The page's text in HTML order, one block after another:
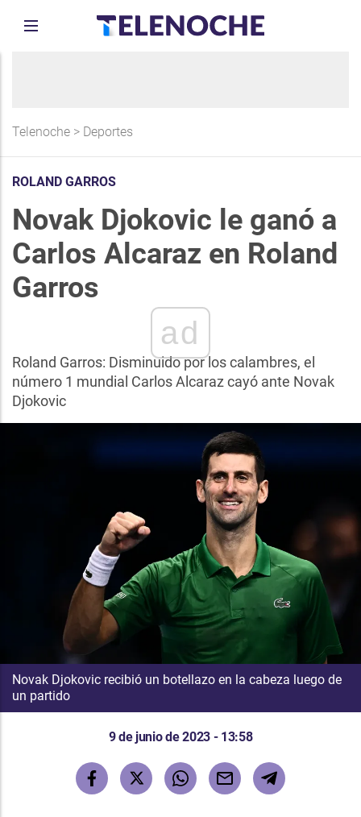
Telenoche > Deportes
ROLAND GARROS
Novak Djokovic le ganó a
Carlos Alcaraz en Roland
Garros
ad
Roland Garros: Disminuido por los calambres, el
número 1 mundial Carlos Alcaraz cayó ante Novak
Djokovic
Novak Djokovic recibió un botellazo en la cabeza luego de
un partido
9 de junio de 2023 - 13:58